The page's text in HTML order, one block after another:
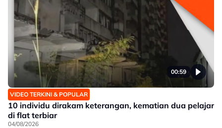
00:59
VIDEO TERKINI & POPULAR
10 individu dirakam keterangan, kematian dua pelajar
di flat terbiar
04/08/2026